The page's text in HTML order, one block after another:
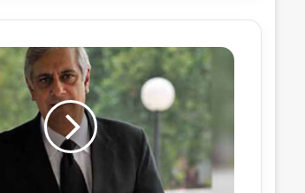
پی ٹی آئی رہنما ثانیہ
اکتوبر 30, 2024
صنم جاوید کے وارنٹ
عرفان
قادر
معاون
برائے
احتساب